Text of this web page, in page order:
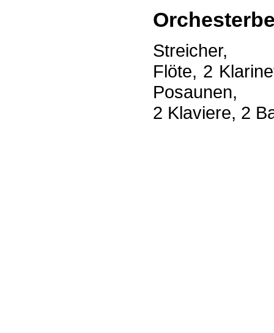
Streicher,
Flöte, 2
Posaunen,
2 Klaviere, 2